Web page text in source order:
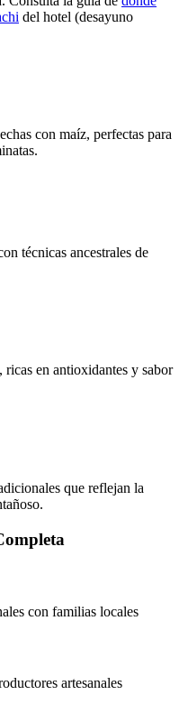
del hotel (desayuno
con maíz, perfectas para
técnicas ancestrales de
en antioxidantes y sabor
que reflejan la
con familias locales
artesanales